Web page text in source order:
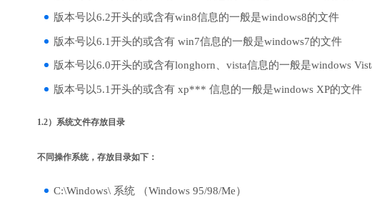
版本号以6.2开头的或含有win8信息的一般是windows8的文件
版本号以6.1开头的或含有 win7信息的一般是windows7的文件
版本号以6.0开头的或含有longhorn、vista信息的一般是windows
版本号以5.1开头的或含有 xp*** 信息的一般是windows XP的文件
1.2）系统文件存放目录
不同操作系统，存放目录如下：
C:\Windows\ 系统 （Windows 95/98/Me）